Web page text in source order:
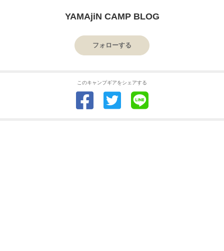
YAMAjiN CAMP BLOG
フォローする
このキャンプギアをシェアする